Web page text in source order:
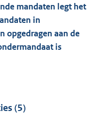
mandaten legt het
in
opgedragen aan de
is
(5)